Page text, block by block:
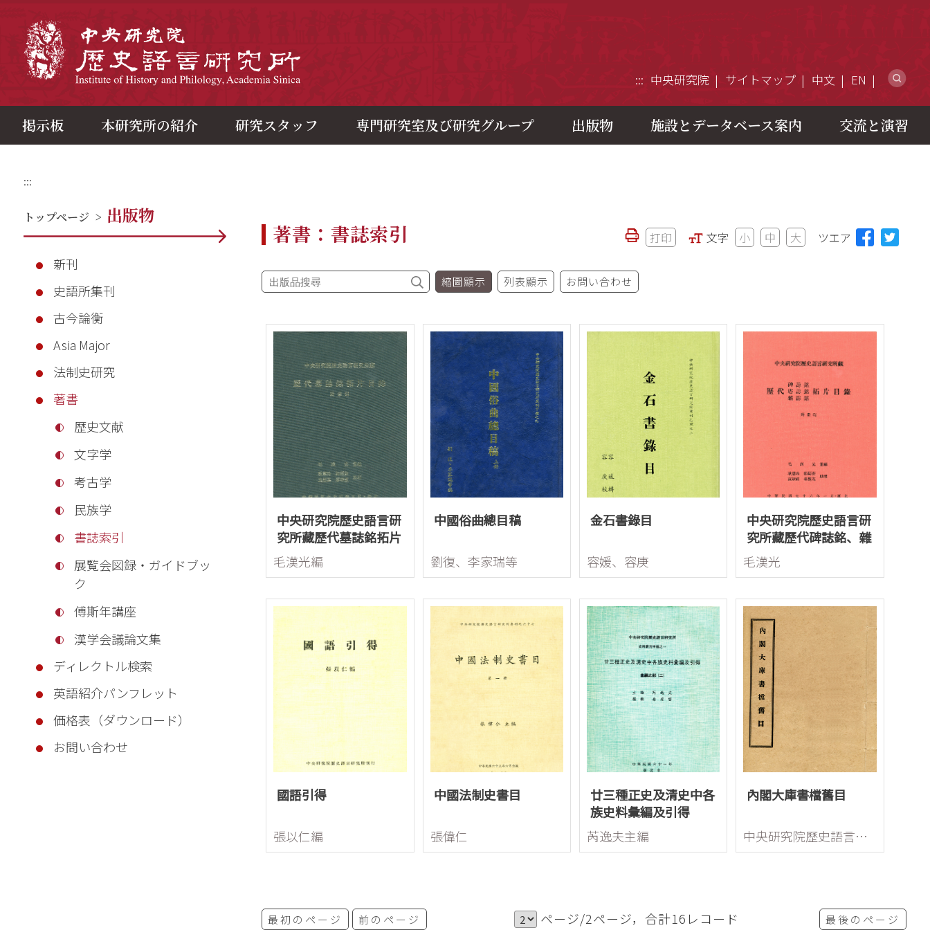
::: 中央研究院 サイトマップ 中文 EN
掲示板 本研究所の紹介 研究スタッフ 専門研究室及び研究グループ 出版物 施設とデータベース案内 交流と演習
:::
トップページ > 出版物
新刊
史語所集刊
古今論衡
Asia Major
法制史研究
著書
歴史文献
文字学
考古学
民族学
書誌索引
展覧会図録・ガイドブッ
ク
傅斯年講座
漢学会議論文集
ディレクトル検索
英語紹介パンフレット
価格表（ダウンロード）
お問い合わせ
著書：書誌索引 打印 文字 小 中 大 ツエア
縮圖顯示 列表顯示 お問い合わせ
中央研究院歷史語言研
究所藏歷代墓誌銘拓片
目錄(附索引)
毛漢光編
中國俗曲總目稿
劉復、李家瑞等
金石書錄目
容媛、容庚
中央研究院歷史語言研
究所藏歷代碑誌銘、雜
誌銘、塔誌銘拓片目錄
(附索引)
毛漢光
國語引得
張以仁編
中國法制史書目
張偉仁
廿三種正史及清史中各
族史料彙編及引得
芮逸夫主編
內閣大庫書檔舊目
中央研究院歷史語言研究所
ページ/2ページ，合計16レコード
最初のページ 前のページ 最後のページ